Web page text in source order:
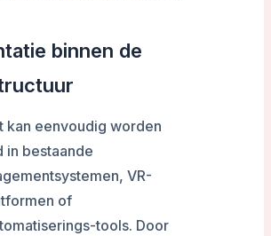
binnen de
kan eenvoudig worden
in bestaande
VR-
of
tools. Door